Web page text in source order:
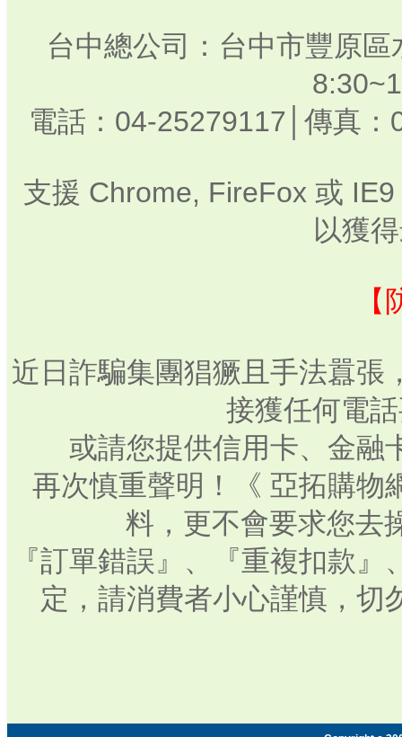
台中總公司：台中市豐原
電話：04-25279117│傳真
支援 Chrome, FireFox 或
以獲
近日詐騙集團猖獗且手法囂張
接獲任何電
或請您提供信用卡、金融
再次慎重聲明！《 亞拓購物
料，更不會要求您去
『訂單錯誤』、『重複扣款
定，請消費者小心謹慎，切